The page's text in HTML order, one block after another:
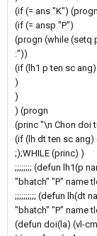
(if (= ans "K")
(if (= ansp "P")
(progn (while (setq
:"))
(if (lh1 p ten sc
)
)
) (progn
(princ "\n Chon doi
(if (lh dt ten sc ang)
;);WHILE (princ) )
;;;;;;;; (defun lh1(p
"bhatch" "P" name
;;;;;;;;;; (defun lh(dt
"bhatch" "P" name
(defun doi(la) (vl-